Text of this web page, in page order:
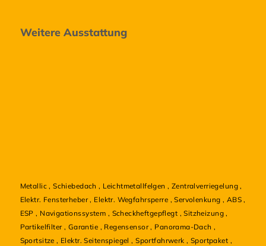
Weitere Ausstattung
Metallic ,Schiebedach , Leichtmetallfelgen , Zentralverriegelung ,
Elektr. Fensterheber , Elektr. Wegfahrsperre ,Servolenkung , ABS ,
ESP , Navigationssystem , Scheckheftgepflegt ,Sitzheizung ,
Partikelfilter , Garantie , Regensensor , Panorama-Dach ,
Sportsitze , Elektr. Seitenspiegel ,Sportfahrwerk , Sportpaket ,